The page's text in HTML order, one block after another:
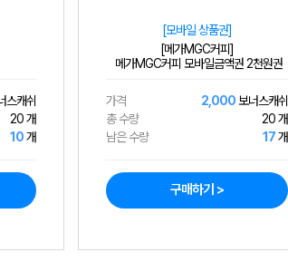
스캐쉬
20 개
10개
[모바일 상품권]
[메가MGC커피]
메가MGC커피 모바일금액권 2천원권
가격 2,000 보너스캐쉬
총 수량
20 개
남은 수량
17개
구매하기 >